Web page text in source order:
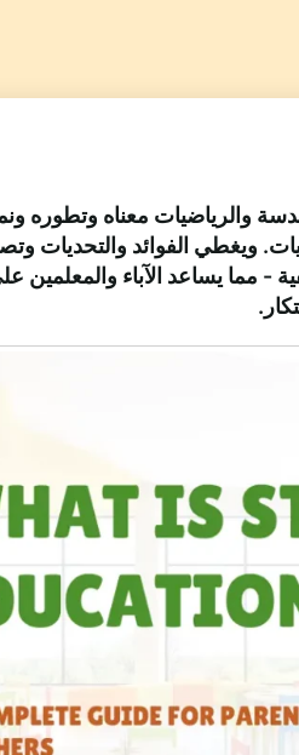
والرياضيات معناه وتطوره
ويغطي الفوائد والتحديات
- مما يساعد الآباء والمعلمين